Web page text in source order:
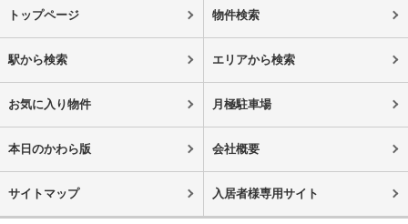
トップページ 物件検索
駅から検索 エリアから検索
お気に入り物件 月極駐車場
本日のかわら版 会社概要
サイトマップ 入居者様専用サイト